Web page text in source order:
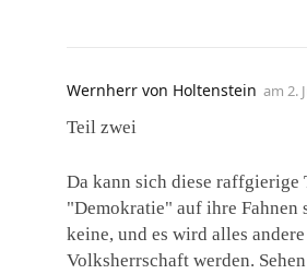
Wernherr von Holtenstein am 2.
Teil zwei
Da kann sich diese raffgierige
"Demokratie" auf ihre Fahnen
keine, und es wird alles
Volksherrschaft werden.